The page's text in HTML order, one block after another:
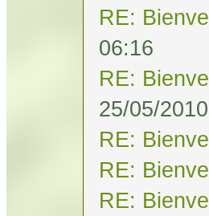
RE:
06:16
RE:
25/05/
RE:
RE:
RE: